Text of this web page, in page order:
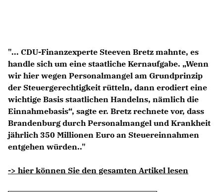
CDU Potsdam
"... CDU-Finanzexperte Steeven Bretz mahnte, es
handle sich um eine staatliche Kernaufgabe. „Wenn
wir hier wegen Personalmangel am Grundprinzip
der Steuergerechtigkeit rütteln, dann erodiert eine
wichtige Basis staatlichen Handelns, nämlich die
Einnahmebasis“, sagte er. Bretz rechnete vor, dass
Brandenburg durch Personalmangel und Krankheit
jährlich 350 Millionen Euro an Steuereinnahmen
entgehen würden.."
-> hier können Sie den gesamten Artikel lesen